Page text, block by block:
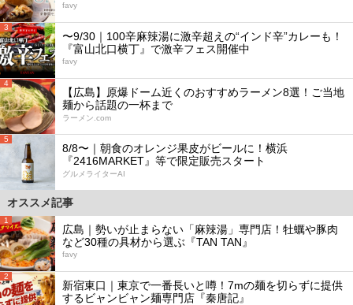
favy
3
〜9/30｜100辛麻辣湯に激辛超えの“インド辛”カレーも！
『富山北口横丁』で激辛フェス開催中
favy
4
【広島】原爆ドーム近くのおすすめラーメン8選！ご当地
麺から話題の一杯まで
ラーメン.com
5
8/8〜｜朝食のオレンジ果皮がビールに！横浜
『2416MARKET』等で限定販売スタート
グルメライターAI
オススメ記事
1
広島｜勢いが止まらない「麻辣湯」専門店！牡蠣や豚肉
など30種の具材から選ぶ『TAN TAN』
favy
2
新宿東口｜東京で一番長いと噂！7mの麺を切らずに提供
するビャンビャン麺専門店『秦唐記』